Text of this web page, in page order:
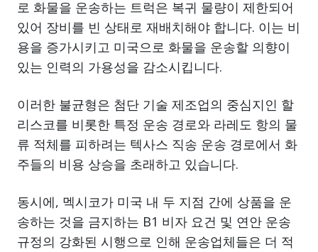
로 화물을 운송하는 트럭은 복귀 물량이 제한되어
있어 장비를 빈 상태로 재배치해야 합니다. 이는 비
용을 증가시키고 미국으로 화물을 운송할 의향이
있는 인력의 가용성을 감소시킵니다.
이러한 불균형은 첨단 기술 제조업의 중심지인 할
리스코를 비롯한 특정 운송 경로와 라레도 항의 물
류 적체를 피하려는 텍사스 직송 운송 경로에서 화
주들의 비용 상승을 초래하고 있습니다.
동시에, 멕시코가 미국 내 두 지점 간에 상품을 운
송하는 것을 금지하는 B1 비자 요건 및 연안 운송
규정의 강화된 시행으로 인해 운송업체들은 더 적